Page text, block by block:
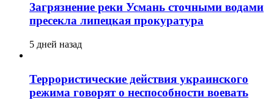
Загрязнение реки Усмань сточными водами
пресекла липецкая прокуратура
5 дней назад
Террористические действия украинского
режима говорят о неспособности воевать